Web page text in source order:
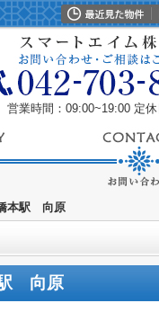
営業時間：09:00~19:00 定
本駅 向原
向原